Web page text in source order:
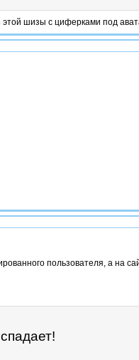
шизы с циферками под
пользователя, а на